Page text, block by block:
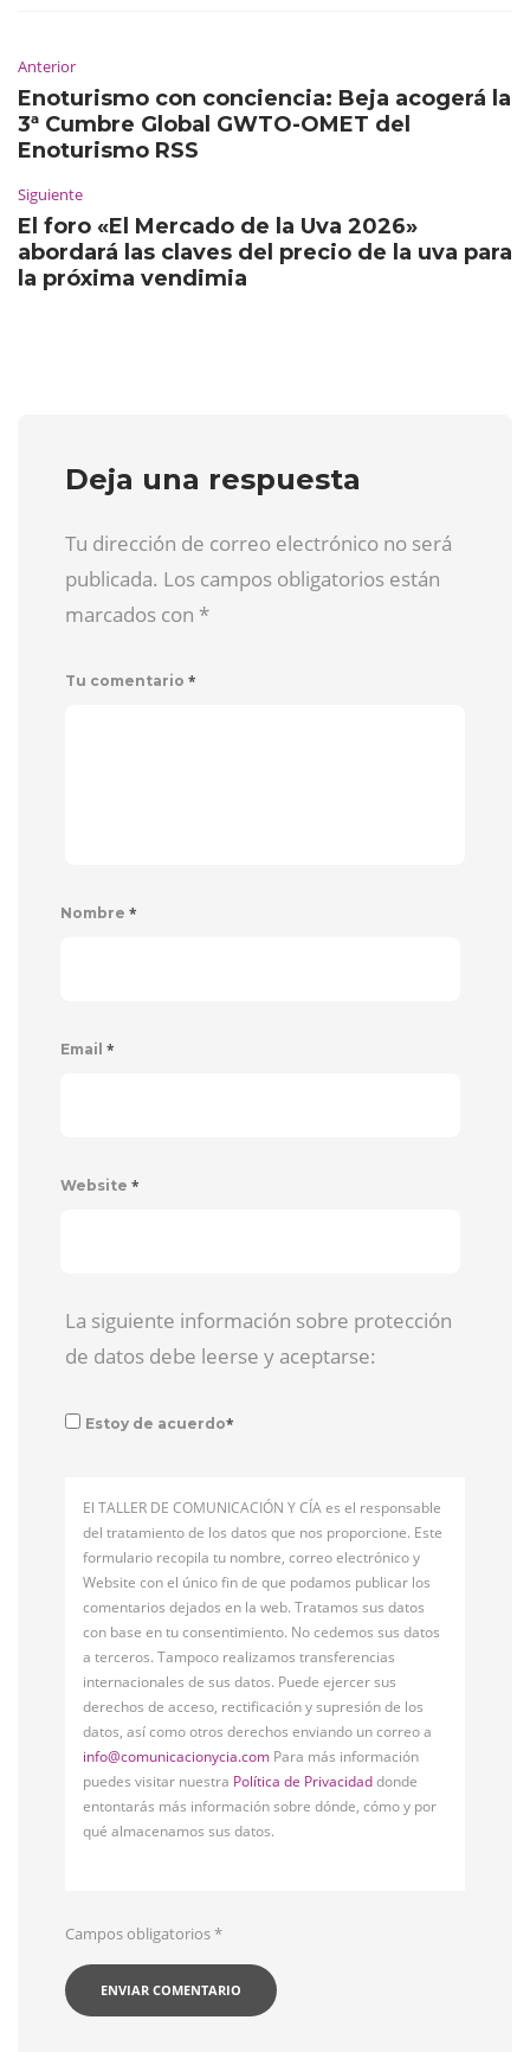
Anterior
Enoturismo con conciencia: Beja acogerá la
3ª Cumbre Global GWTO-OMET del
Enoturismo RSS
Siguiente
El foro «El Mercado de la Uva 2026»
abordará las claves del precio de la uva para
la próxima vendimia
Deja una respuesta
Tu dirección de correo electrónico no será
publicada. Los campos obligatorios están
marcados con *
Tu comentario *
Nombre *
Email *
Website *
La siguiente información sobre protección
de datos debe leerse y aceptarse:
Estoy de acuerdo*
El TALLER DE COMUNICACIÓN Y CÍA es el responsable
del tratamiento de los datos que nos proporcione. Este
formulario recopila tu nombre, correo electrónico y
Website con el único fin de que podamos publicar los
comentarios dejados en la web. Tratamos sus datos
con base en tu consentimiento. No cedemos sus datos
a terceros. Tampoco realizamos transferencias
internacionales de sus datos. Puede ejercer sus
derechos de acceso, rectificación y supresión de los
datos, así como otros derechos enviando un correo a
info@comunicacionycia.com Para más información
puedes visitar nuestra Política de Privacidaddonde
entontarás más información sobre dónde, cómo y por
qué almacenamos sus datos.
Campos obligatorios*